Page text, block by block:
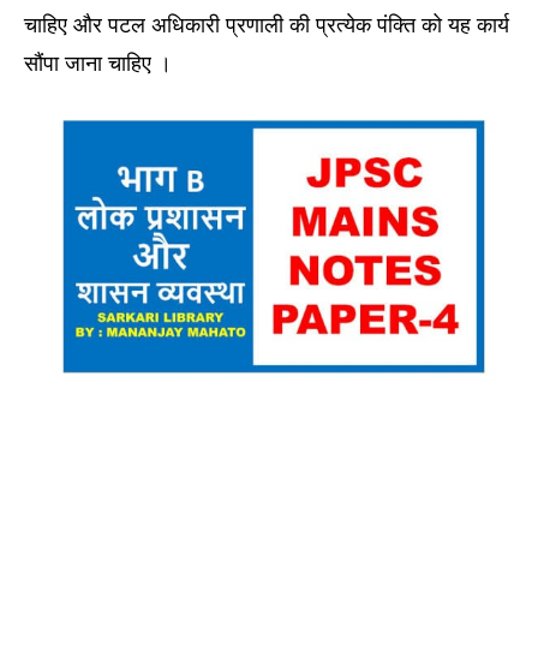
चाहिए और पटल अधिकारी प्रणाली की प्रत्येक पंक्ति को यह कार्य
सौंपा जाना चाहिए ।